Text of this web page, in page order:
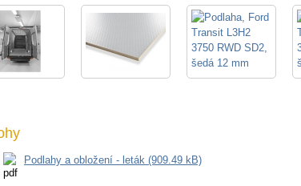
Podlahy a obložení - leták (909.49 kB)